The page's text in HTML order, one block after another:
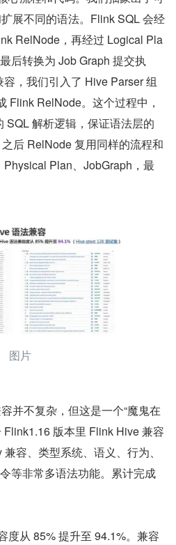
展不同的语法。Flink SQL 会经
RelNode，再经过 Logical Pla
后转换为 Job Graph 提交执
，我们引入了 Hive Parser 组
Flink RelNode。这个过程中，
SQL 解析逻辑，保证语法层的
后 RelNode 复用同样的流程和
Plan、JobGraph，最
图片
并不复杂，但这是一个“魔鬼在
Flink1.16 版本里 Flink Hive 兼容
容、类型系统、语义、行为、
等非常多语法功能。累计完成
度从 85% 提升至 94.1%。兼容